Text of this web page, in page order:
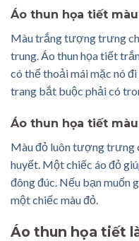
Áo thun họa tiết
Màu trắng tượng trưng
trung. Áo thun họa tiết
có thể thoải mái mặc nó
trang bắt buộc phải có
Áo thun họa tiết
Màu đỏ luôn tượng trưng
huyết. Một chiếc áo đỏ
đông đúc. Nếu bạn muốn
một chiếc màu đỏ.
Áo thun họa tiết